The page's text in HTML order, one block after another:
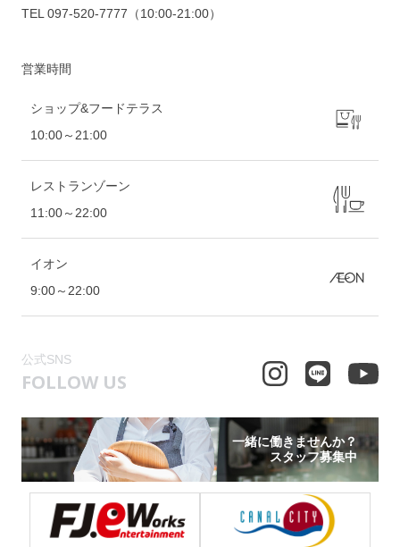
TEL 097-520-7777 （10:00-21:00）
営業時間
ショップ&フードテラス
10:00～21:00
レストランゾーン
11:00～22:00
イオン
9:00～22:00
公式SNS
FOLLOW US
一緒に働きませんか？
スタッフ募集中